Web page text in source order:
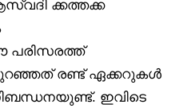
ക്കത്തക്ക
രണ്ട് ഏക്കറുകൾ
ഇവിടെ